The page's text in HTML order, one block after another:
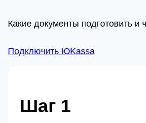
Какие документы подготовить и
Подключить ЮKassa
Шаг 1